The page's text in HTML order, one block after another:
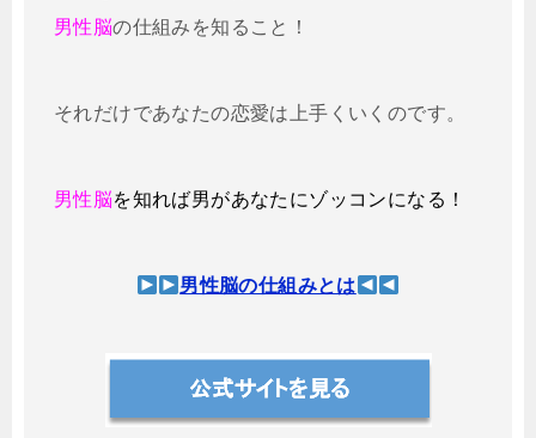
男性脳の仕組みを知ること！
それだけであなたの恋愛は上手くいくのです。
男性脳を知れば男があなたにゾッコンになる！
男性脳の仕組みとは